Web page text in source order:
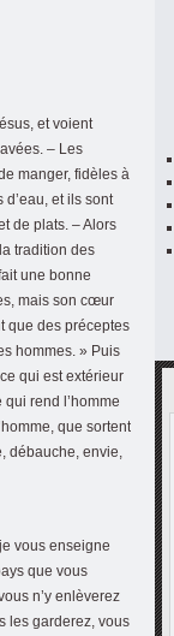
et voient
– Les
manger, fidèles à
et ils sont
de plats. – Alors
tradition des
une bonne
mais son cœur
que des préceptes
hommes. » Puis
qui est extérieur
rend l’homme
que sortent
débauche, envie,
vous enseigne
que vous
n’y enlèverez
les garderez, vous